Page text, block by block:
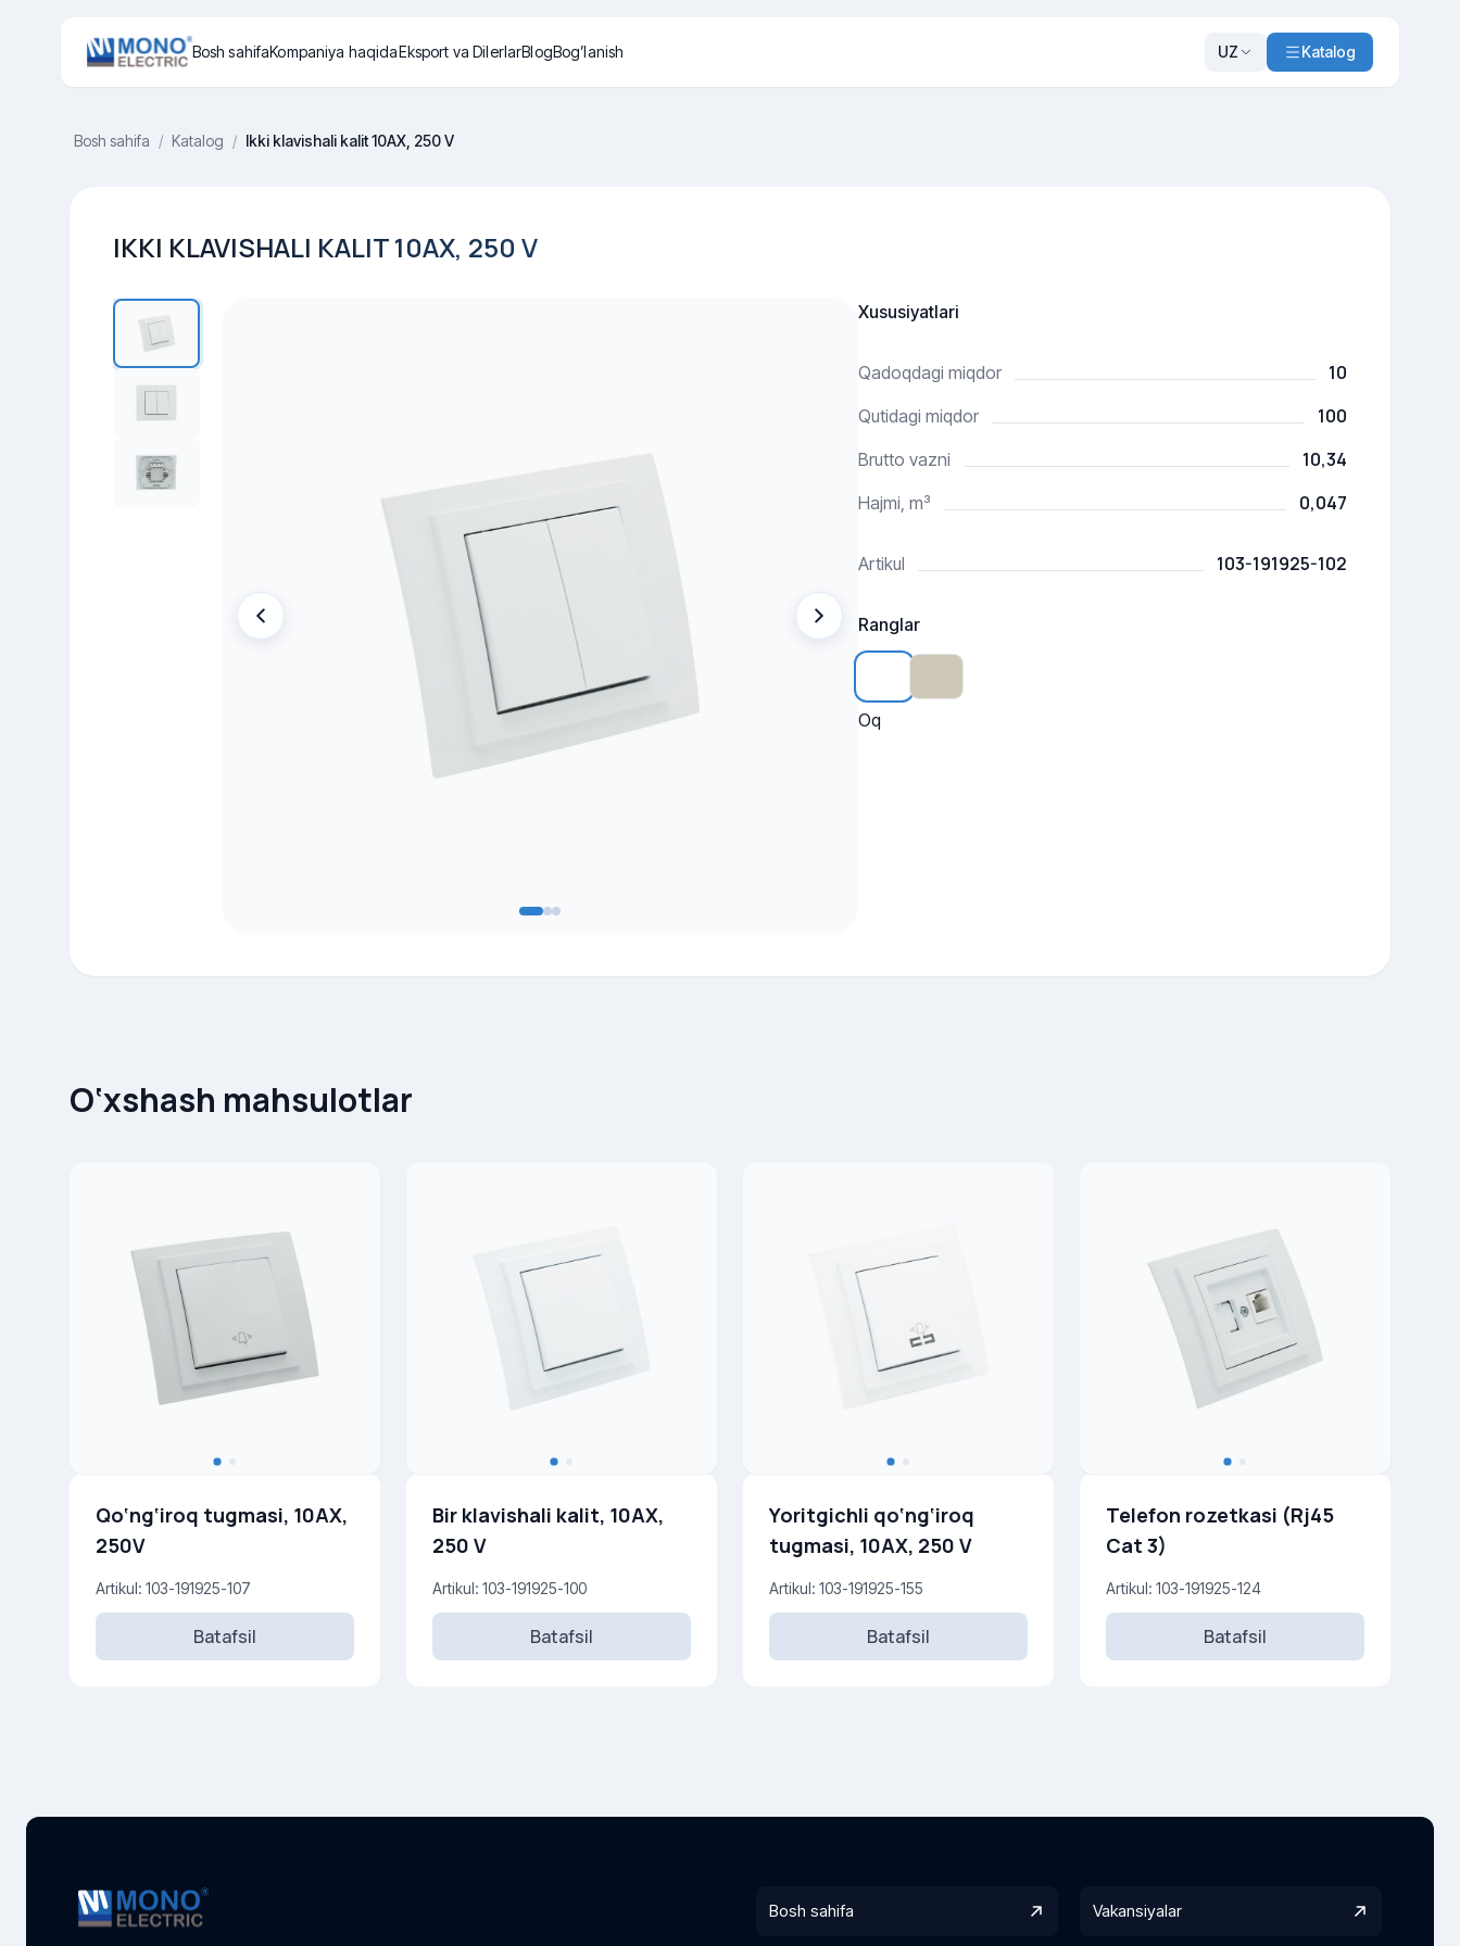
Bosh sahifaKompaniya haqidaEksport va DilerlarBlogBog’lanish UZ Katalog
Bosh sahifa / Katalog / Ikki klavishali kalit 10AX, 250 V
IKKI KLAVISHALI KALIT 10AX, 250 V
Xususiyatlari
Qadoqdagi miqdor 10
Qutidagi miqdor 100
Brutto vazni 10,34
Hajmi, m³ 0,047
Artikul 103-191925-102
Ranglar
Oq
O‘xshash mahsulotlar
Qo‘ng‘iroq tugmasi, 10AX,
250V
Artikul: 103-191925-107
Batafsil
Bir klavishali kalit, 10AX,
250 V
Artikul: 103-191925-100
Batafsil
Yoritgichli qo‘ng‘iroq
tugmasi, 10AX, 250 V
Artikul: 103-191925-155
Batafsil
Telefon rozetkasi (Rj45
Cat 3)
Artikul: 103-191925-124
Batafsil
Bosh sahifa Vakansiyalar